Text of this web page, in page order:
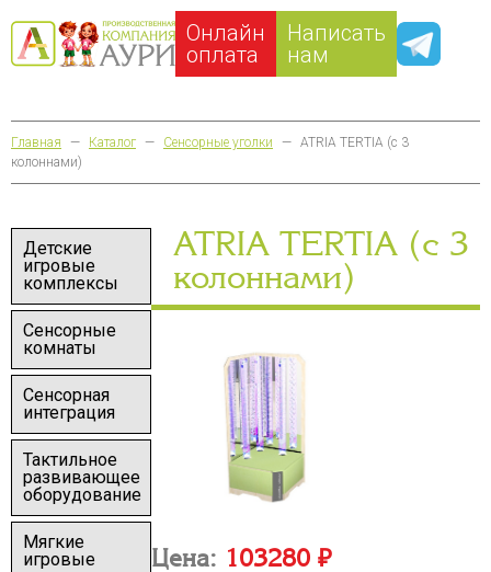
Онлайн
оплата
Написать
нам
Главная — Каталог — Сенсорные уголки — ATRIA TERTIA (с 3
колоннами)
Детские
игровые
комплексы
Сенсорные
комнаты
Сенсорная
интеграция
Тактильное
развивающее
оборудование
Мягкие
игровые
ATRIA TERTIA (с 3
колоннами)
Цена: 103280 ₽